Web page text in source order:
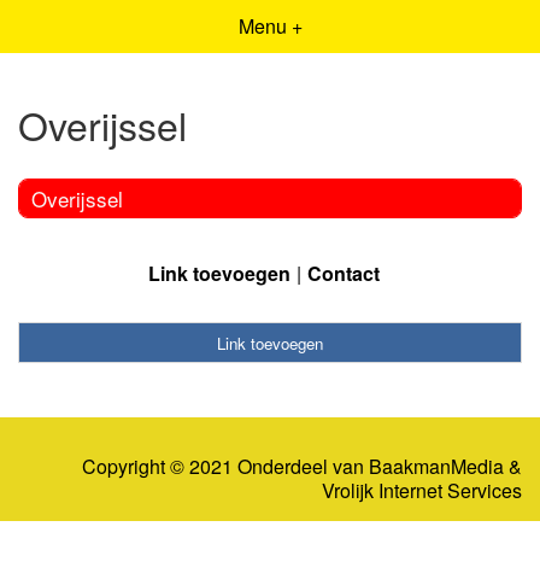
Menu +
Overijssel
Overijssel
Link toevoegen Contact
Link toevoegen
Copyright © 2021 Onderdeel van BaakmanMedia&
Vrolijk Internet Services